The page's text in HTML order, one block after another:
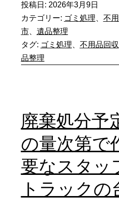
理
を
に
家
中
に
投稿日: 2026年3月9日
カテゴリー: ゴミ処理 不
市、 遺品整理
タグ: ゴミ処理 不用品回収
品整理
廃棄処分予
の量次第で
要なスタッ
トラックの